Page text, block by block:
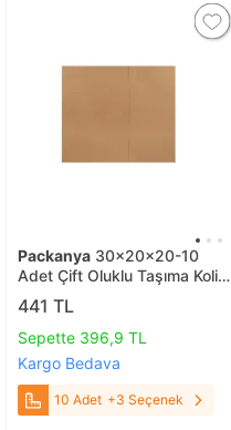
Packanya 30x20x20-10
Adet Çift Oluklu Taşıma Kolisi
10 Adet
441 TL
Sepette 396,9 TL
Kargo Bedava
10 Adet +3 Seçenek